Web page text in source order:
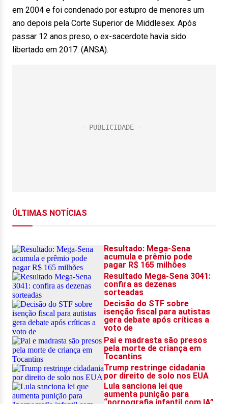
em 2004 e foi condenado por estupro de menores um
ano depois pela Corte Superior de Middlesex. Após
passar 12 anos preso, o ex-sacerdote havia sido
libertado em 2017. (ANSA).